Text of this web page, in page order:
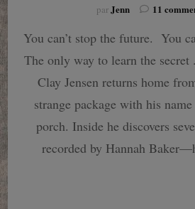
par Jenn 11
You can’t stop the future. You
The only way to learn the secret
Clay Jensen returns home
strange package with his
porch. Inside he discovers
recorded by Hannah